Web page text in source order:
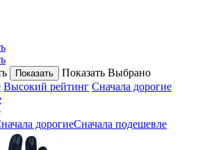
Показать Выбрано
Высокий рейтинг Сначала дорогие
дорогиеСначала подешевле